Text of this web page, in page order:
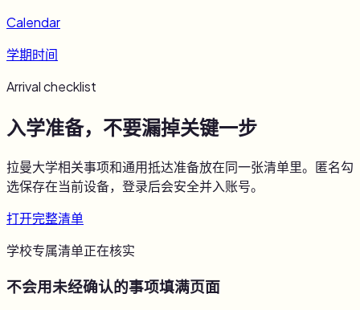
Calendar
学期时间
Arrival checklist
入学准备，不要漏掉关键一步
拉曼大学相关事项和通用抵达准备放在同一张清单里。匿名勾
选保存在当前设备，登录后会安全并入账号。
打开完整清单
学校专属清单正在核实
不会用未经确认的事项填满页面